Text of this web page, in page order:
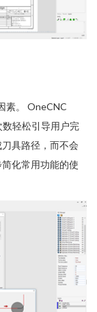
素。 OneCNC
轻松引导用户完
具路径，而不会
化常用功能的使